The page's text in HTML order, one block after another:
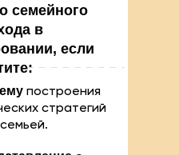
семейного
в
если
построения
стратегий